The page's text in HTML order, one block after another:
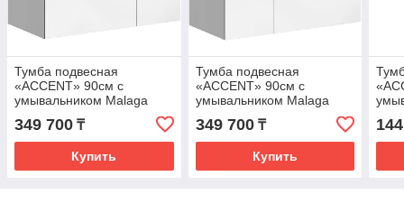
Тумба подвесная
«ACCENT» 90см с
умывальником Malaga
900L (цвет: белый глянец)
349 700 ₸
Купить
Тумба подвесная
«ACCENT» 90см с
умывальником Malaga
900R (цвет: белый глянец)
349 700₸
Купить